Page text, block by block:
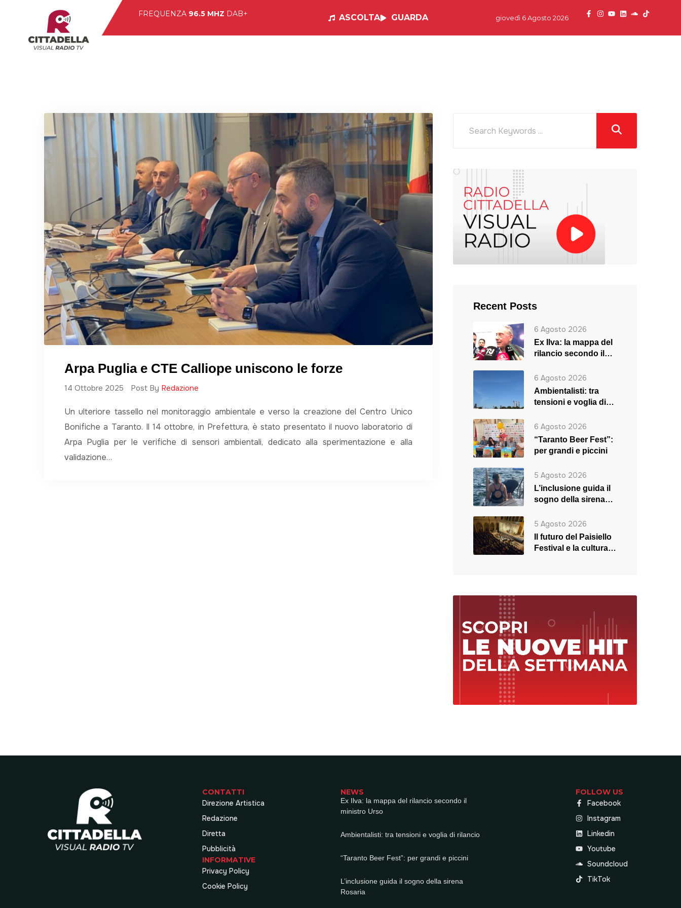
FREQUENZA 96.5 MHZ DAB+ ASCOLTA GUARDA giovedì 6 Agosto 2026
Arpa Puglia e CTE Calliope uniscono le forze
14 Ottobre 2025 Post By Redazione
Un ulteriore tassello nel monitoraggio ambientale e verso la creazione del Centro Unico
Bonifiche a Taranto. Il 14 ottobre, in Prefettura, è stato presentato il nuovo laboratorio di
Arpa Puglia per le verifiche di sensori ambientali, dedicato alla sperimentazione e alla
validazione…
Recent Posts
6 Agosto 2026
Ex Ilva: la mappa del
rilancio secondo il
6 Agosto 2026
Ambientalisti: tra
tensioni e voglia di
6 Agosto 2026
“Taranto Beer Fest”:
per grandi e piccini
5 Agosto 2026
L’inclusione guida il
sogno della sirena
5 Agosto 2026
Il futuro del Paisiello
Festival e la cultura
CONTATTI
Direzione Artistica
Redazione
Diretta
Pubblicità
INFORMATIVE
Privacy Policy
Cookie Policy
NEWS
Ex Ilva: la mappa del rilancio secondo il
ministro Urso
Ambientalisti: tra tensioni e voglia di rilancio
“Taranto Beer Fest”: per grandi e piccini
L’inclusione guida il sogno della sirena
Rosaria
FOLLOW US
Facebook
Instagram
Linkedin
Youtube
Soundcloud
TikTok